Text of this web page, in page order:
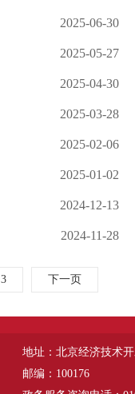
2025-06-30
2025-05-27
2025-04-30
2025-03-28
2025-02-06
2025-01-02
2024-12-13
2024-11-28
3 下一页
地址：北京经济技术
邮编：100176